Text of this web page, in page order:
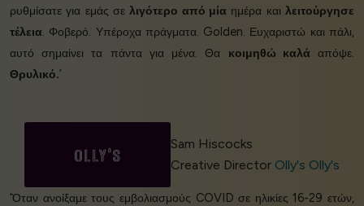
ρυθμίσατε για εμάς σελιγότερο από μία ημέρα καιλειτούργησε
τέλεια. Φοβερό. Υπέροχα πράγματα. Golden. Ευχαριστώ και πάλι,
αυτό σημαίνει τα πάντα για μένα. Θα κοιμηθώ καλά απόψε.
Θρυλικό.’
Sam Hiscocks
Creative Director Olly's Olly's
‘Όταν ανοίξαμε τους εμβολιασμούς COVID σε ηλικίες 16-29 ετών,